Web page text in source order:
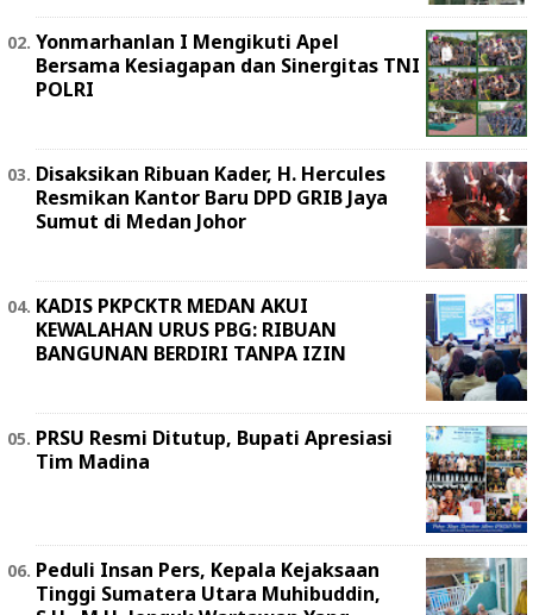
Yonmarhanlan I Mengikuti Apel
Bersama Kesiagapan dan Sinergitas TNI
POLRI
Disaksikan Ribuan Kader, H. Hercules
Resmikan Kantor Baru DPD GRIB Jaya
Sumut di Medan Johor
KADIS PKPCKTR MEDAN AKUI
KEWALAHAN URUS PBG: RIBUAN
BANGUNAN BERDIRI TANPA IZIN
PRSU Resmi Ditutup, Bupati Apresiasi
Tim Madina
Peduli Insan Pers, Kepala Kejaksaan
Tinggi Sumatera Utara Muhibuddin,